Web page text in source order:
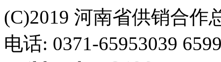
(C)2019 河南省供销合作
电话: 0371-65953039